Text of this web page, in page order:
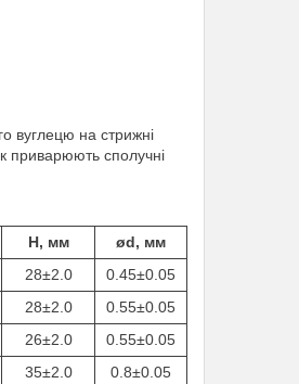
вуглецю на стрижні
приварюють сполучні
H, мм
ød, мм
28±2.0
0.45±0.05
28±2.0
0.55±0.05
26±2.0
0.55±0.05
35±2.0
0.8±0.05